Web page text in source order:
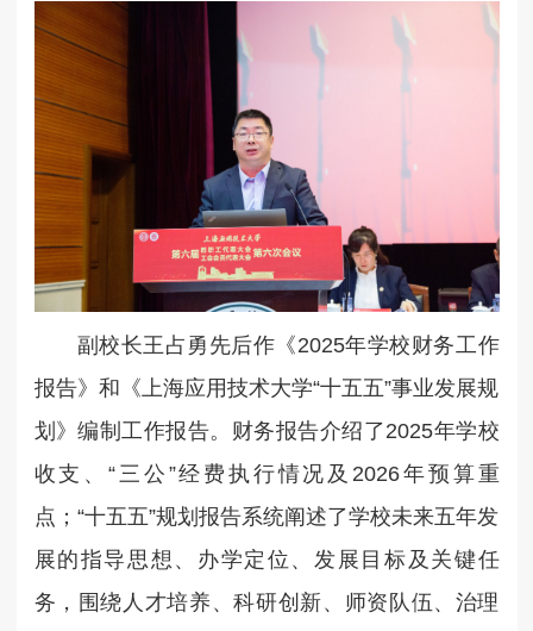
副校长王占勇先后作《2025年学校财务工作
报告》和《上海应用技术大学“十五五”事业发展规
划》编制工作报告。财务报告介绍了2025年学校
收支、“三公”经费执行情况及2026年预算重
点；“十五五”规划报告系统阐述了学校未来五年发
展的指导思想、办学定位、发展目标及关键任
务，围绕人才培养、科研创新、师资队伍、治理